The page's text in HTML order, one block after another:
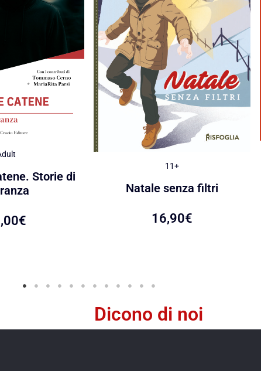
Storie di
€
11+
Natale senza filtri
16,90€
Dicono di noi